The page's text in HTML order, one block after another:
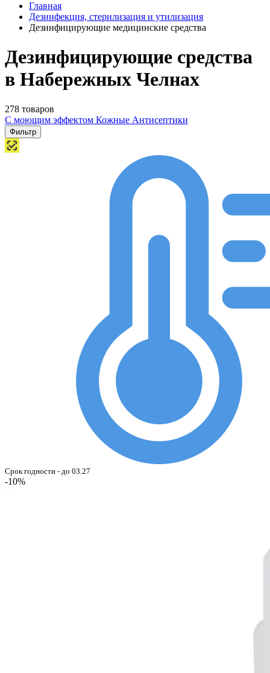
Главная
Дезинфекция, стерилизация и утилизация
Дезинфицирующие медицинские средства
Дезинфицирующие средства
в Набережных Челнах
278 товаров
С моющим эффектом Кожные Антисептики
Фильтр
Срок годности - до 03.27
-10%